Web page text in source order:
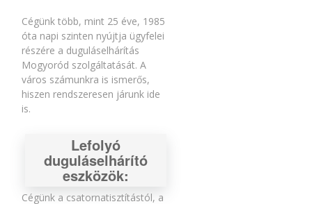
Cégünk több, mint 25 éve, 1985
óta napi szinten nyújtja ügyfelei
részére a duguláselhárítás
Mogyoród szolgáltatását. A
város számunkra is ismerős,
hiszen rendszeresen járunk ide
is.
Lefolyó
duguláselhárító
eszközök:
Cégünk a csatornatisztítástól, a